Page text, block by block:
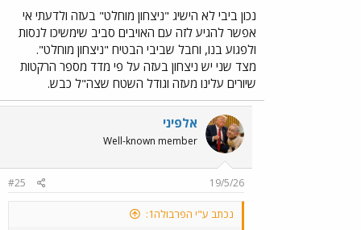
מירי רגב: "אני לא יודעת מי דיבר על ניצחון מוחלט"
קרדיט: "רלוונט"
www.facebook.com
נכון ביבי לא הישיג "ניצחון מוחלט" בעזה ולדעתי אי
אפשר להגיע לזה עם האויבים סביב שימשיכו לנסות
ולפגוע בנו, וחבל שביבי הבטיח "ניצחון מוחלט".
מצד שני יש ניצחון בעזה על פי מדד מספר הרקטות
שיורים עלינו מעזה וגודל השטח שצה"ל כבש.
אלפיני
Well-known member
19/5/26
#25
נכתב ע"י הפרבולה1: